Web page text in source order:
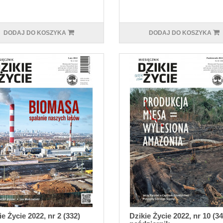
DODAJ DO KOSZYKA DODAJ DO KOSZYKA
Życie 2022, nr 2 (332)
Dzikie Życie 2022, nr 10